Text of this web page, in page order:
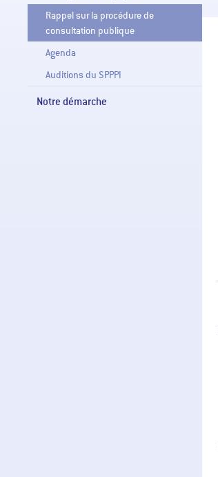
Rappel sur la procédure de
consultation publique
Agenda
Auditions du SPPPI
Notre démarche